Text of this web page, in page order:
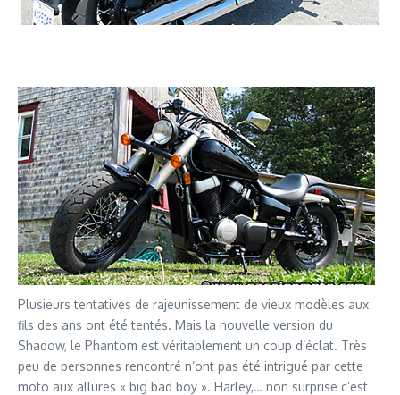
Plusieurs tentatives de rajeunissement de vieux modèles aux
fils des ans ont été tentés. Mais la nouvelle version du
Shadow, le Phantom est véritablement un coup d’éclat. Très
peu de personnes rencontré n’ont pas été intrigué par cette
moto aux allures « big bad boy ». Harley,… non surprise c’est